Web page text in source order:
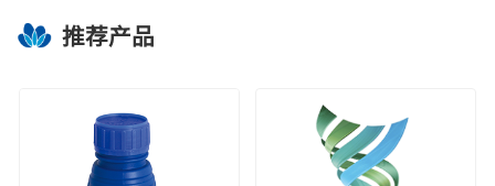
杭州水处理技术研究开发中心有限公司
扬州中化化雨环保有限公司
中蓝长化工程科技有限公司
北京蓝星清洗有限公司
中化环境水务（北京）有限公司
推荐产品